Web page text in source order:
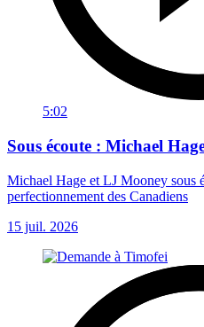
5:02
Sous écoute : Michael
Michael Hage et LJ Mooney sous
perfectionnement des Canadiens
15 juil. 2026